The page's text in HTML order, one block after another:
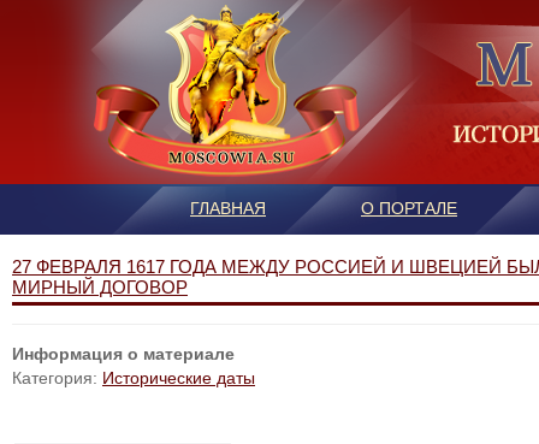
ГЛАВНАЯ О ПОРТАЛЕ
27 ФЕВРАЛЯ 1617 ГОДА МЕЖДУ РОССИЕЙ И ШВЕЦИЕЙ
МИРНЫЙ ДОГОВОР
Информация о материале
Категория: Исторические даты